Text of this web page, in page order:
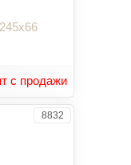
с продажи
8832